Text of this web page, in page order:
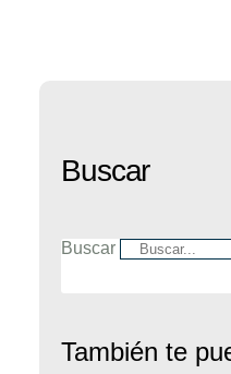
Buscar
Buscar
También te